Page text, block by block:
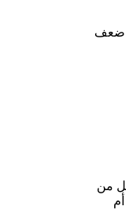
ضعف
من